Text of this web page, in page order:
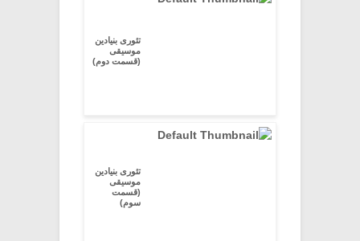
تئوری بنیادین
موسیقی
(قسمت دوم)
تئوری بنیادین
موسیقی
(قسمت
سوم)